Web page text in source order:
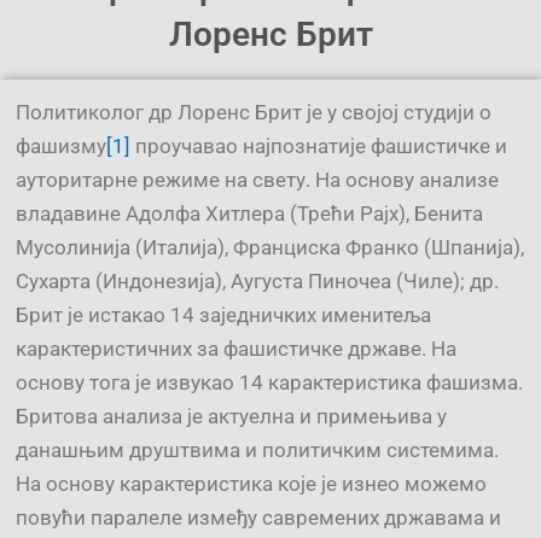
Лоренс Брит
Политиколог др Лоренс Брит је у својој студији о
фашизму[1] проучавао најпознатије фашистичке и
ауторитарне режиме на свету. На основу анализе
владавине Адолфа Хитлера (Трећи Рајх), Бенита
Мусолинија (Италија), Франциска Франко (Шпанија),
Сухарта (Индонезија), Аугуста Пиночеа (Чиле); др.
Брит је истакао 14 заједничких именитеља
карактеристичних за фашистичке државе. На
основу тога је извукао 14 карактеристика фашизма.
Бритова анализа је актуелна и примењива у
данашњим друштвима и политичким системима.
На основу карактеристика које је изнео можемо
повући паралеле између савремених државама и